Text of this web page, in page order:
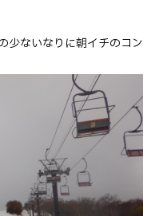
少ないなりに朝イチのコン